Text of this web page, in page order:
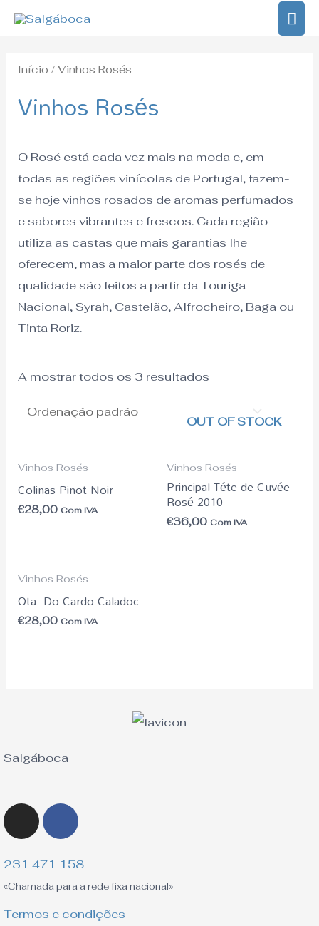
Skip
Início / Vinhos Rosés
Vinhos Rosés
O Rosé está cada vez mais na moda e, em
todas as regiões vinícolas de Portugal, fazem-
se hoje vinhos rosados de aromas perfumados
e sabores vibrantes e frescos. Cada região
utiliza as castas que mais garantias lhe
oferecem, mas a maior parte dos rosés de
qualidade são feitos a partir da Touriga
Nacional, Syrah, Castelão, Alfrocheiro, Baga ou
Tinta Roriz.
A mostrar todos os 3 resultados
Vinhos Rosés
Colinas Pinot Noir
€28,00 Com IVA
OUT OF STOCK
Vinhos Rosés
Principal Téte de Cuvée
Rosé 2010
€36,00 Com IVA
Vinhos Rosés
Qta. Do Cardo Caladoc
€28,00 Com IVA
Termos e condições
Salgáboca
InstagramFacebook-
231 471 158
«Chamada para a rede fixa nacional»